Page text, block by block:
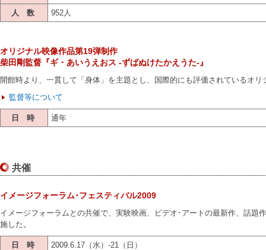
人 数
952人
オリジナル映像作品第19弾制作
柴田剛監督『ギ・あいうえおス -ずばぬけたかえうた-』
開館時より、一貫して「身体」を主題とし、国際的にも評価されているオ
監督等について
日 時 通年
共催
イメージフォーラム･フェスティバル2009
イメージフォーラムとの共催で、実験映画、ビデオ･アートの最新作、話題
施した。
日 時
2009.6.17（水）-21（日）